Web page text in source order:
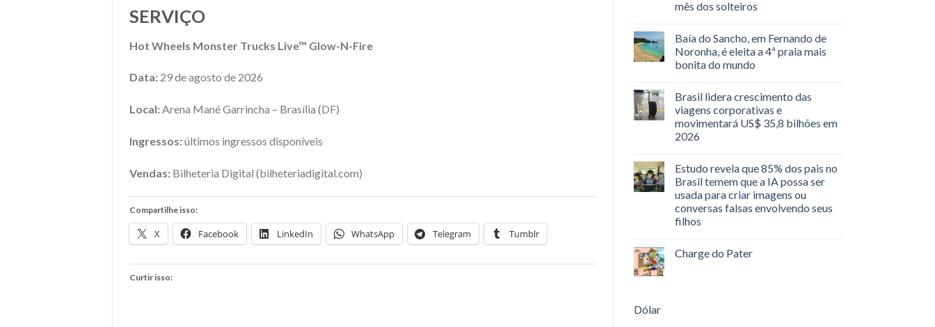
SERVIÇO
Hot Wheels Monster Trucks Live™ Glow-N-Fire
Data: 29 de agosto de 2026
Local:Arena Mané Garrincha – Brasília (DF)
Ingressos:últimos ingressos disponíveis
Vendas: Bilheteria Digital (bilheteriadigital.com)
Compartilhe isso:
X Facebook LinkedIn WhatsApp Telegram Tumblr
Curtir isso:
mês dos solteiros
Baía do Sancho, em Fernando de
Noronha, é eleita a 4ª praia mais
bonita do mundo
Brasil lidera crescimento das
viagens corporativas e
movimentará US$ 35,8 bilhões em
2026
Estudo revela que 85% dos pais no
Brasil temem que a IA possa ser
usada para criar imagens ou
conversas falsas envolvendo seus
filhos
Charge do Pater
Dólar